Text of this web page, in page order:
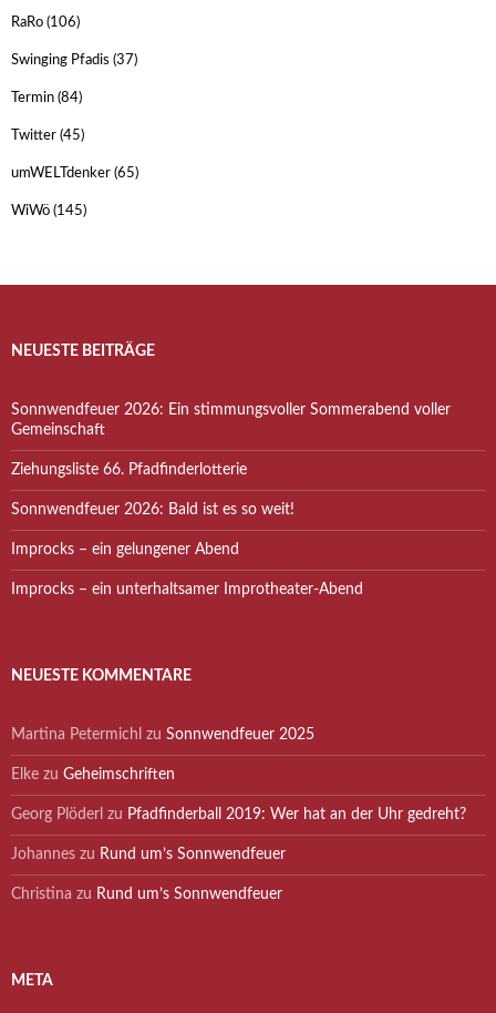
RaRo (106)
Swinging Pfadis (37)
Termin (84)
Twitter (45)
umWELTdenker (65)
WiWö (145)
NEUESTE BEITRÄGE
Sonnwendfeuer 2026: Ein stimmungsvoller Sommerabend voller
Gemeinschaft
Ziehungsliste 66. Pfadfinderlotterie
Sonnwendfeuer 2026: Bald ist es so weit!
Improcks – ein gelungener Abend
Improcks – ein unterhaltsamer Improtheater-Abend
NEUESTE KOMMENTARE
Martina Petermichl zu Sonnwendfeuer 2025
Elke zu Geheimschriften
Georg Plöderl zu Pfadfinderball 2019: Wer hat an der Uhr gedreht?
Johannes zu Rund um’s Sonnwendfeuer
Christina zu Rund um’s Sonnwendfeuer
META